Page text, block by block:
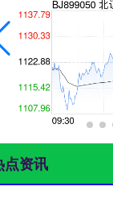
点资讯